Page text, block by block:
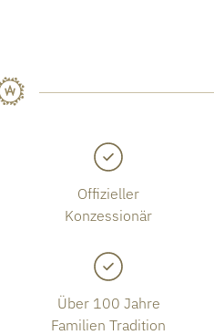
Offizieller
Konzessionär
Über 100 Jahre
Familien Tradition